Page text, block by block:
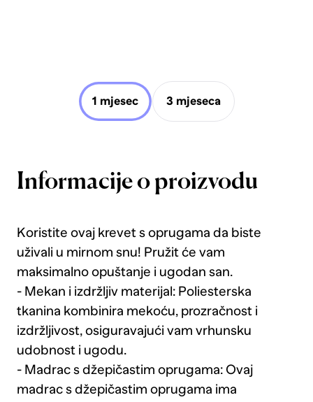
1 mjesec 3 mjeseca
Informacije o proizvodu
Koristite ovaj krevet s oprugama da biste
uživali u mirnom snu! Pružit će vam
maksimalno opuštanje i ugodan san.
- Mekan i izdržljiv materijal: Poliesterska
tkanina kombinira mekoću, prozračnost i
izdržljivost, osiguravajući vam vrhunsku
udobnost i ugodu.
- Madrac s džepičastim oprugama: Ovaj
madrac s džepičastim oprugama ima